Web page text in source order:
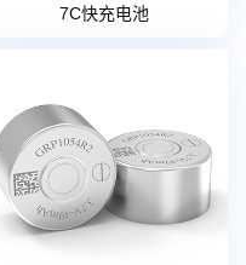
7C快充电池